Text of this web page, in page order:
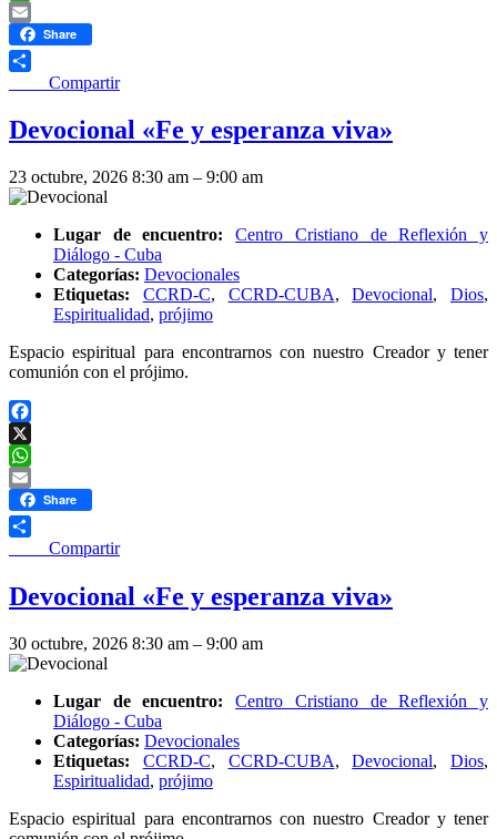
WhatsApp
EmailShare
____ Compartir
Devocional «Fe y esperanza viva»
23 octubre, 2026 8:30 am – 9:00 am
Lugar de encuentro:
Centro Cristiano de Reflexión y
Diálogo - Cuba
Categorías: Devocionales
Etiquetas:
CCRD-C, CCRD-CUBA,Devocional, Dios,
Espiritualidad, prójimo
Espacio espiritual para encontrarnos con nuestro Creador y tener
comunión con el prójimo.
Facebook
X
WhatsApp
EmailShare
____ Compartir
Devocional «Fe y esperanza viva»
30 octubre, 2026 8:30 am – 9:00 am
Lugar de encuentro:
Centro Cristiano de Reflexión y
Diálogo - Cuba
Categorías: Devocionales
Etiquetas:
CCRD-C, CCRD-CUBA,Devocional, Dios,
Espiritualidad, prójimo
Espacio espiritual para encontrarnos con nuestro Creador y tener